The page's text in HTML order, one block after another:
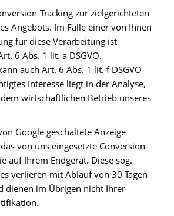
Tracking zur zielgerichteten
Angebots. Im Falle einer von Ihnen
für diese Verarbeitung ist
6 Abs. 1 lit. a DSGVO.
auch Art. 6 Abs. 1 lit. f DSGVO
Interesse liegt in der Analyse,
wirtschaftlichen Betrieb unseres
Google geschaltete Anzeige
von uns eingesetzte Conversion-
auf Ihrem Endgerät. Diese sog.
verlieren mit Ablauf von 30 Tagen
dienen im Übrigen nicht Ihrer